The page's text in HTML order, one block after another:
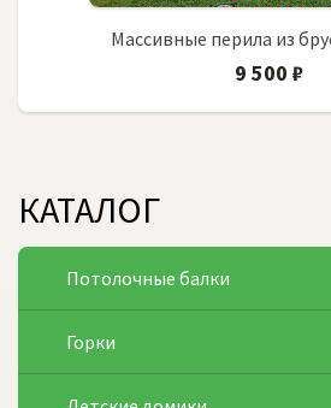
Массивные перила из
9 500 ₽
КАТАЛОГ
Потолочные балки
Горки